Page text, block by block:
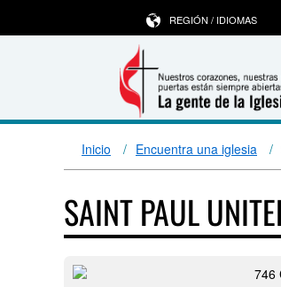
REGIÓN / IDIOMAS
Inicio Encuentra una iglesia
SAINT PAUL
746